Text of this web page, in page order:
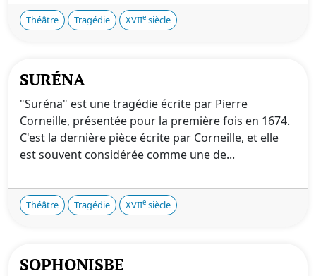
Théâtre Tragédie XVIIe siècle
SURÉNA
"Suréna" est une tragédie écrite par Pierre
Corneille, présentée pour la première fois en 1674.
C'est la dernière pièce écrite par Corneille, et elle
est souvent considérée comme une de...
Théâtre Tragédie XVIIe siècle
SOPHONISBE